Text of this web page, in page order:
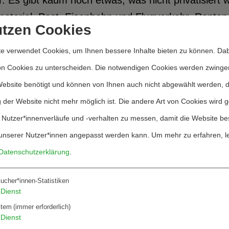
Post, Eisenbahn und Flugverkehr,
und Militär. Nicht jede Privatisierung muss von
und Kosteneinsparungen Vorteile.
die in private Hände überführt werden,
in staatliche und kommunale Haushalte reißen.
problematisch ist die Privatisierung der
Die Fraktionierung der
sie zerstört – z.B. in zahlreichen
Dauerkriege, verbunden mit Massenmord
Folge.
gesellschaftlichen Basis wächst damit ein
Cookies
verwendet Cookies, um Ihnen bessere Inhalte bieten zu können.
Cookies zu unterscheiden. Die notwendigen Cookies werden
benötigt und können von Ihnen auch nicht abgewählt werden,
der Website nicht mehr möglich ist. Die andere Art von Cookies wird
und -verhalten zu messen, damit die Website
Nutzer*innen angepasst werden kann. Um mehr zu erfahren,
.
Statistiken
Dienst
(immer erforderlich)
Dienst